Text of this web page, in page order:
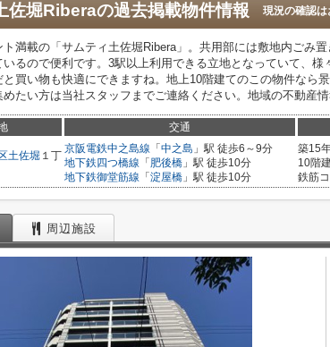
佐堀Riberaの過去掲載物件情報 現況の確認は
ト満載の「サムティ土佐堀Ribera」。共用部には敷地内ごみ
いるので便利です。3駅以上利用できる立地となっていて、
買い物も快適にできますね。地上10階建てのこの物件なら
たい方は当社スタッフまでご連絡ください。地域の不動産情
交通
土佐堀 １丁
京阪電鉄中之島線 「 中之島 」駅 徒歩6～9分
地下鉄四つ橋線 「 肥後橋 」駅 徒歩10分
地下鉄御堂筋線 「 淀屋橋 」駅 徒歩10分
築15
10階
鉄筋
周辺施設